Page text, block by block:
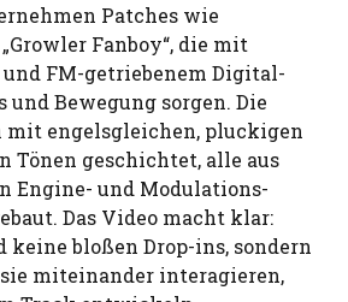
Patches wie
Fanboy“, die mit
FM-getriebenem Digital-
und Bewegung sorgen. Die
mit engelsgleichen, pluckigen
Tönen geschichtet, alle aus
Engine- und Modulations-
Das Video macht klar:
keine bloßen Drop-ins, sondern
sie miteinander interagieren,